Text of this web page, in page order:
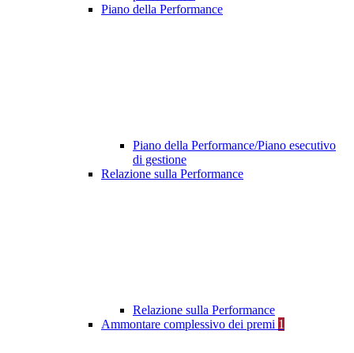
Piano della Performance
Piano della Performance/Piano esecutivo
di gestione
Relazione sulla Performance
Relazione sulla Performance
Ammontare complessivo dei premi 1